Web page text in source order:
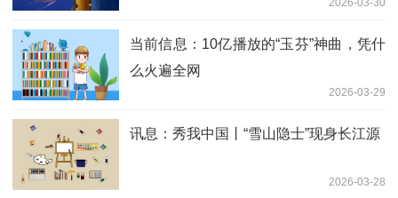
2026-03-30
当前信息：10亿播放的“玉芬”神曲，凭什
么火遍全网
2026-03-29
讯息：秀我中国丨“雪山隐士”现身长江源
2026-03-28